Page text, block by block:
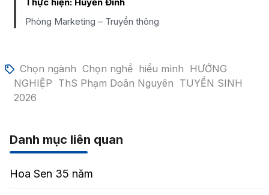
Phòng Marketing – Truyền thông
Chọn ngành Chọn nghề hiểu mình HƯỚNG
NGHIỆP ThS Phạm Doãn Nguyên TUYỂN SINH
2026
Danh mục liên quan
Hoa Sen 35 năm